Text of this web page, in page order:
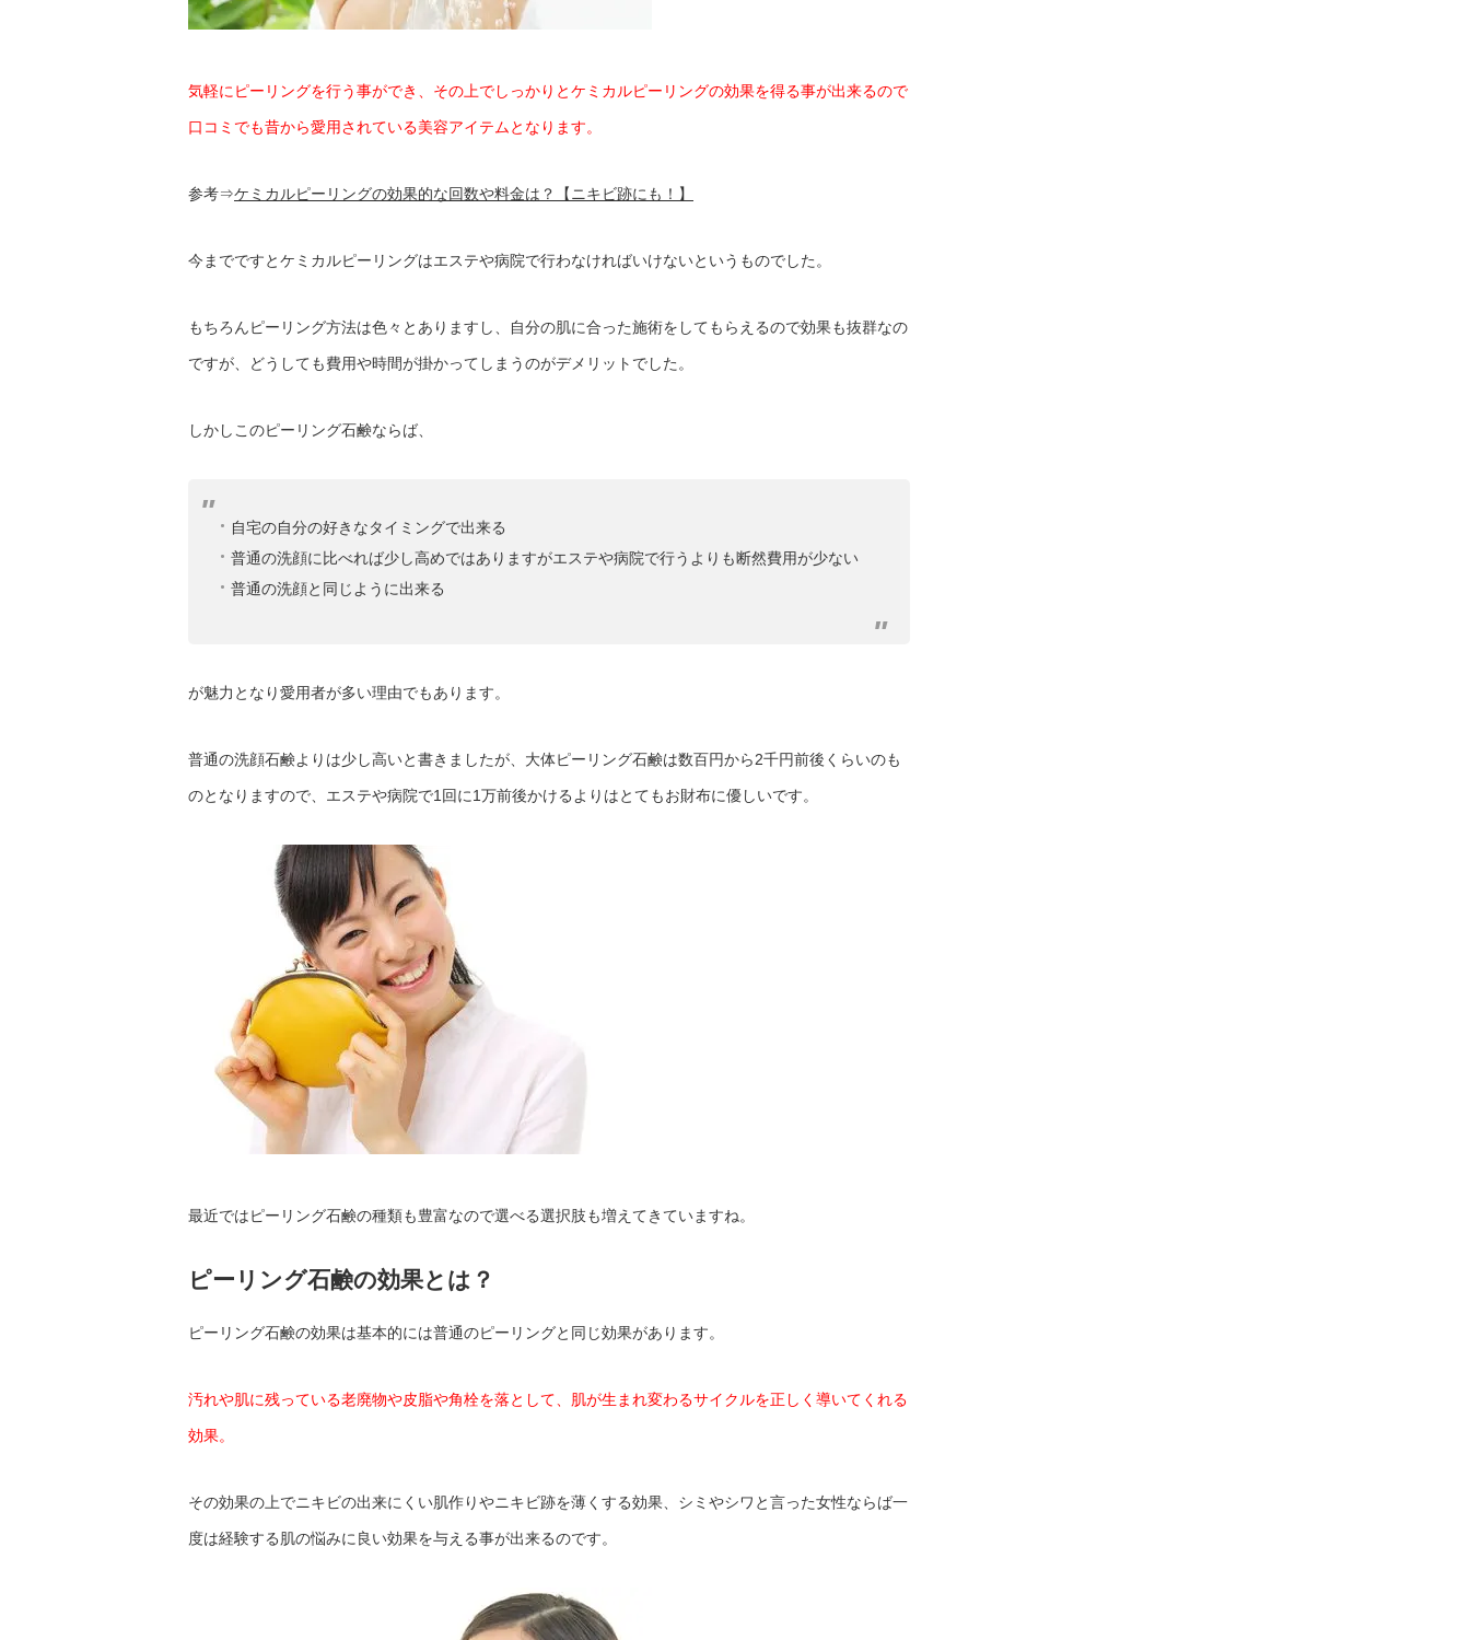
気軽にピーリングを行う事ができ、その上でしっかりとケミカルピーリングの効果を得る事が出来るので
口コミでも昔から愛用されている美容アイテムとなります。
参考⇒ケミカルピーリングの効果的な回数や料金は？【ニキビ跡にも！】
今までですとケミカルピーリングはエステや病院で行わなければいけないというものでした。
もちろんピーリング方法は色々とありますし、自分の肌に合った施術をしてもらえるので効果も抜群なの
ですが、どうしても費用や時間が掛かってしまうのがデメリットでした。
しかしこのピーリング石鹸ならば、
自宅の自分の好きなタイミングで出来る
普通の洗顔に比べれば少し高めではありますがエステや病院で行うよりも断然費用が少ない
普通の洗顔と同じように出来る
が魅力となり愛用者が多い理由でもあります。
普通の洗顔石鹸よりは少し高いと書きましたが、大体ピーリング石鹸は数百円から2千円前後くらいのも
のとなりますので、エステや病院で1回に1万前後かけるよりはとてもお財布に優しいです。
最近ではピーリング石鹸の種類も豊富なので選べる選択肢も増えてきていますね。
ピーリング石鹸の効果とは？
ピーリング石鹸の効果は基本的には普通のピーリングと同じ効果があります。
汚れや肌に残っている老廃物や皮脂や角栓を落として、肌が生まれ変わるサイクルを正しく導いてくれる
効果。
その効果の上でニキビの出来にくい肌作りやニキビ跡を薄くする効果、シミやシワと言った女性ならば一
度は経験する肌の悩みに良い効果を与える事が出来るのです。